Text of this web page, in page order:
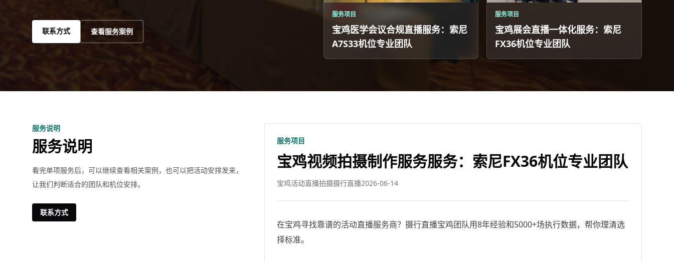
联系方式 查看服务案例
服务项目
宝鸡医学会议合规直播服务：索尼
A7S33机位专业团队
服务项目
宝鸡展会直播一体化服务：索尼
FX36机位专业团队
服务说明
服务说明
看完单项服务后，可以继续查看相关案例，也可以把活动安排发来，
让我们判断适合的团队和机位安排。
联系方式
服务项目
宝鸡视频拍摄制作服务服务：索尼FX36机位专业团队
宝鸡活动直播拍摄摄行直播2026-06-14
在宝鸡寻找靠谱的活动直播服务商？摄行直播宝鸡团队用8年经验和5000+场执行数据，帮你理清选
择标准。